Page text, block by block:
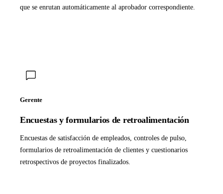
que se enrutan automáticamente al aprobador correspondiente.
Gerente
Encuestas y formularios de retroalimentación
Encuestas de satisfacción de empleados, controles de pulso,
formularios de retroalimentación de clientes y cuestionarios
retrospectivos de proyectos finalizados.